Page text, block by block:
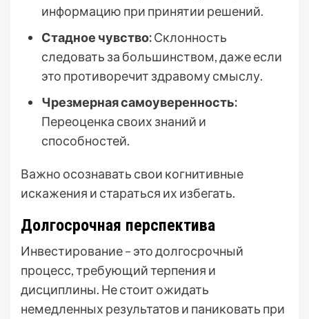
информацию при принятии решений.
Стадное чувство:Склонность
следовать за большинством, даже если
это противоречит здравому смыслу.
Чрезмерная самоуверенность:
Переоценка своих знаний и
способностей.
Важно осознавать свои когнитивные
искажения и стараться их избегать.
Долгосрочная перспектива
Инвестирование – это долгосрочный
процесс, требующий терпения и
дисциплины. Не стоит ожидать
немедленных результатов и паниковать при